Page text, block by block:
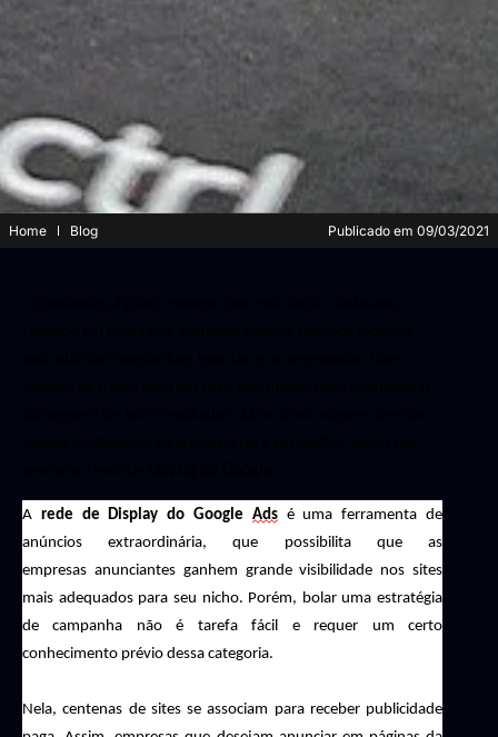
Home Blog Publicado em 09/03/2021
A rede deDisplay do Google Adsé uma ferramenta de
anúncios extraordinária, que possibilita que as
empresas anunciantesganhem grande visibilidade nos sites
mais adequados para seu nicho. Porém, bolar uma estratégia
de campanha não é tarefa fácil e requer um certo
conhecimento prévio dessa categoria.
Nela, centenas de sites se associam para receber publicidade